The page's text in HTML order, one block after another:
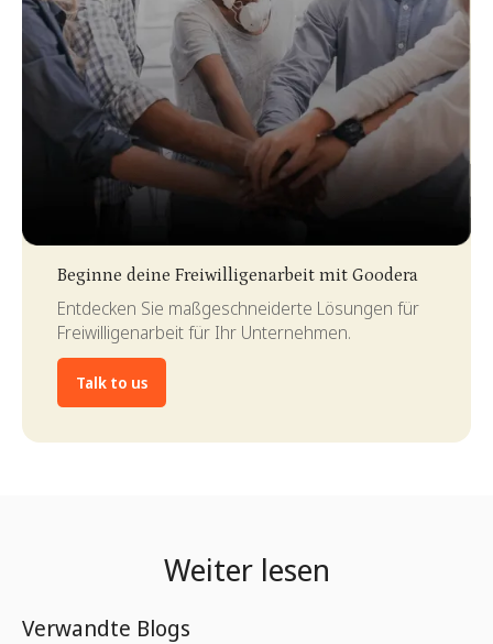
Beginne deine Freiwilligenarbeit mit Goodera
Entdecken Sie maßgeschneiderte Lösungen für
Freiwilligenarbeit für Ihr Unternehmen.
Talk to us
Weiter lesen
Verwandte Blogs